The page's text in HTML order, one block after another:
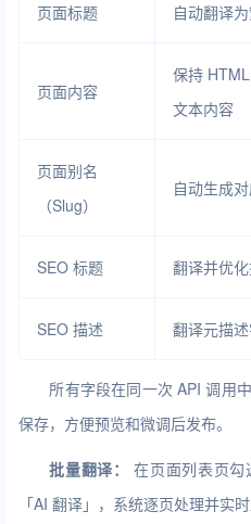
页面标题 自动翻译
页面内容
保持
文本内容
页面别名
（Slug）
自动生成
SEO 标题 翻译并优
SEO 描述 翻译元描
所有字段在同一次 API 调用
保存，方便预览和微调后发布。
批量翻译：
在页面列表页
「AI 翻译」，系统逐页处理并实